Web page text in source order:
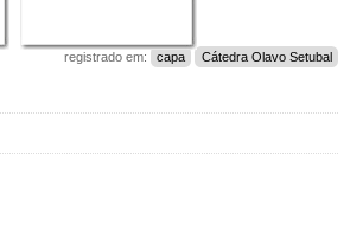
registrado em: capa Cátedra Olavo Setubal